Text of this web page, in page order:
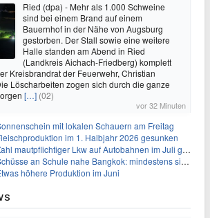
Ried (dpa) - Mehr als 1.000 Schweine
sind bei einem Brand auf einem
Bauernhof in der Nähe von Augsburg
gestorben. Der Stall sowie eine weitere
Halle standen am Abend in Ried
(Landkreis Aichach-Friedberg) komplett
Kreisbrandrat der Feuerwehr, Christian
Löscharbeiten zogen sich durch die ganze
[…] (02)
vor 32 Minuten
mit lokalen Schauern am Freitag
im 1. Halbjahr 2026 gesunken
mautpflichtiger Lkw auf Autobahnen im Juli gestiegen
an Schule nahe Bangkok: mindestens sieben Tote
höhere Produktion im Juni